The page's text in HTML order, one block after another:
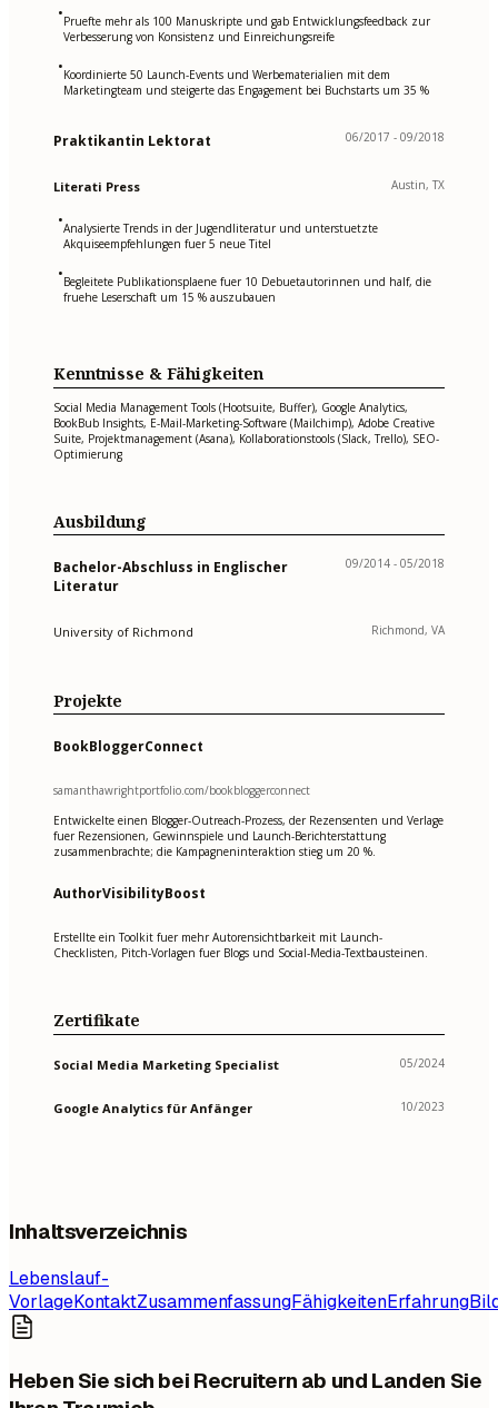
•Pruefte mehr als 100 Manuskripte und gab Entwicklungsfeedback zur
Verbesserung von Konsistenz und Einreichungsreife
•Koordinierte 50 Launch-Events und Werbematerialien mit dem
Marketingteam und steigerte das Engagement bei Buchstarts um 35 %
Praktikantin Lektorat 06/2017 - 09/2018
Literati Press Austin, TX
•Analysierte Trends in der Jugendliteratur und unterstuetzte
Akquiseempfehlungen fuer 5 neue Titel
•Begleitete Publikationsplaene fuer 10 Debuetautorinnen und half, die
fruehe Leserschaft um 15 % auszubauen
Kenntnisse & Fähigkeiten
Social Media Management Tools (Hootsuite, Buffer), Google Analytics,
BookBub Insights, E-Mail-Marketing-Software (Mailchimp), Adobe Creative
Suite, Projektmanagement (Asana), Kollaborationstools (Slack, Trello), SEO-
Optimierung
Ausbildung
Bachelor-Abschluss in Englischer
Literatur
09/2014 - 05/2018
University of Richmond Richmond, VA
Projekte
BookBloggerConnect
samanthawrightportfolio.com/bookbloggerconnect
Entwickelte einen Blogger-Outreach-Prozess, der Rezensenten und Verlage
fuer Rezensionen, Gewinnspiele und Launch-Berichterstattung
zusammenbrachte; die Kampagneninteraktion stieg um 20 %.
AuthorVisibilityBoost
Erstellte ein Toolkit fuer mehr Autorensichtbarkeit mit Launch-
Checklisten, Pitch-Vorlagen fuer Blogs und Social-Media-Textbausteinen.
Zertifikate
Social Media Marketing Specialist 05/2024
Google Analytics für Anfänger 10/2023
Inhaltsverzeichnis
Lebenslauf-
VorlageKontaktZusammenfassungFähigkeitenErfahrung
Heben Sie sich bei Recruitern ab und Landen Sie